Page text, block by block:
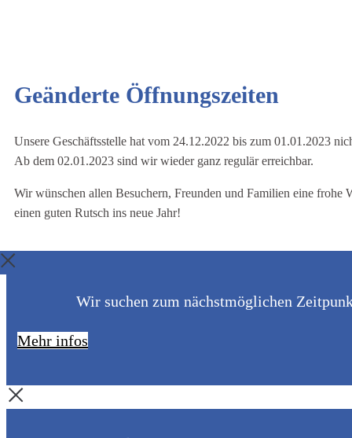
Geänderte Öffnungszeiten
Unsere Geschäftsstelle hat vom 24.12.2022 bis zum 01.01.2023
Ab dem 02.01.2023 sind wir wieder ganz regulär erreichbar.
Wir wünschen allen Besuchern, Freunden und Familien eine frohe
einen guten Rutsch ins neue Jahr!
Wir suchen zum nächstmöglichen
Mehr infos